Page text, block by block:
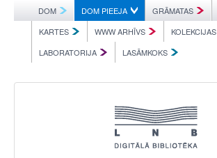
DOM DOM PIEEJA GRĀMATAS
KARTES
WWW ARHĪVS
KOLEKCIJAS
LABORATORIJA
LASĀMKOKS